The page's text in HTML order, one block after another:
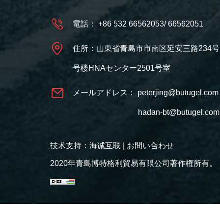
電話： +86 532 66562053/66562051
住所：山東省青島市市南区延安三路234
号楼HNAセンター2501号室
メールアドレス： peterjing@butugel.com
hadan-bt@butugel.com
技术支持：海诚互联 お問い合わせ
2020年青島博特格利貿易有限公司著作権所有。